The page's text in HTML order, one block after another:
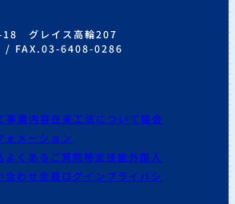
18 グレイス高輪207
/ FAX.03-6408-0286
事業内容在来工法について協会
ォメーション
よくあるご質問特定技能外国人
合わせ会員ログイン プライバシ